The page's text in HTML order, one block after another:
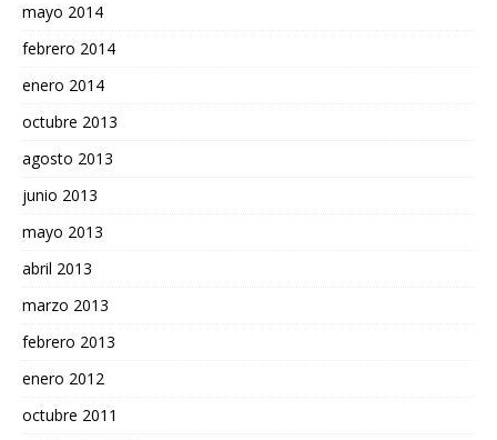
mayo 2014
febrero 2014
enero 2014
octubre 2013
agosto 2013
junio 2013
mayo 2013
abril 2013
marzo 2013
febrero 2013
enero 2012
octubre 2011